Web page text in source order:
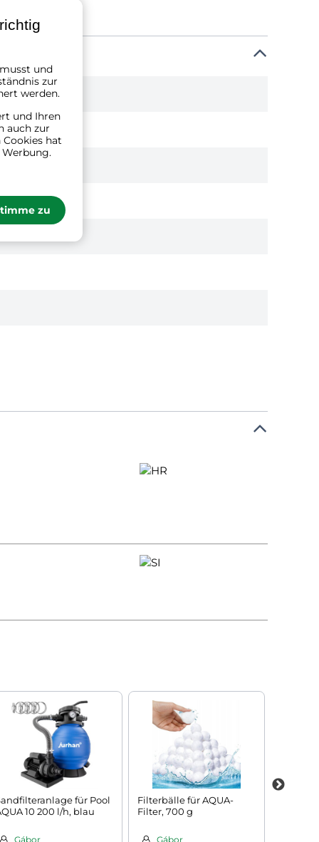
für Pool
10 200 l/h, blau
Gábor
Filterbälle für AQUA-
Filter, 700 g
Gábor
und
zur
werden.
und Ihren
auch zur
hat
zu